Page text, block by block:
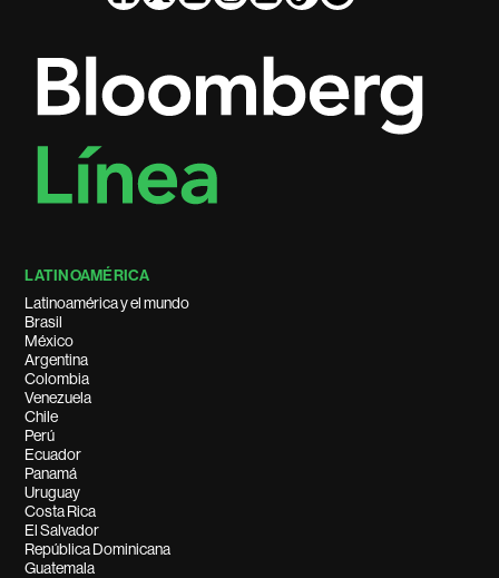
LATINOAMÉRICA
Latinoamérica y el mundo
Brasil
México
Argentina
Colombia
Venezuela
Chile
Perú
Ecuador
Panamá
Uruguay
Costa Rica
El Salvador
República Dominicana
Guatemala